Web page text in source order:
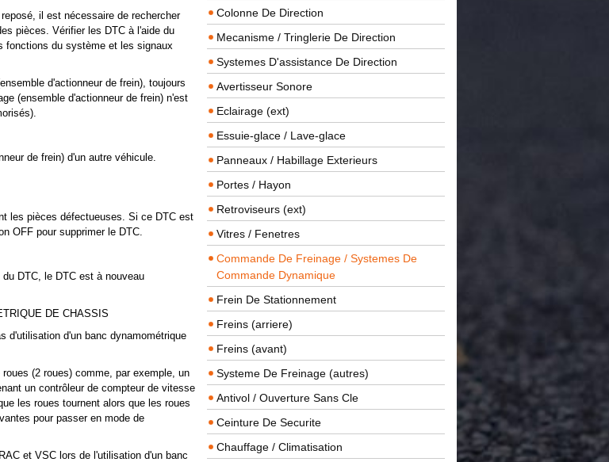
il est nécessaire de rechercher
pièces. Vérifier les DTC à l'aide du
fonctions du système et les signaux
d'actionneur de frein), toujours
(ensemble d'actionneur de frein) n'est
de frein) d'un autre véhicule.
les pièces défectueuses. Si ce DTC est
OFF pour supprimer le DTC.
DTC, le DTC est à nouveau
DE CHASSIS
d'utilisation d'un banc dynamométrique
(2 roues) comme, par exemple, un
un contrôleur de compteur de vitesse
les roues tournent alors que les roues
pour passer en mode de
et VSC lors de l'utilisation d'un banc
Colonne De Direction
Mecanisme / Tringlerie De Direction
Systemes D'assistance De Direction
Avertisseur Sonore
Eclairage (ext)
Essuie-glace / Lave-glace
Panneaux / Habillage Exterieurs
Portes / Hayon
Retroviseurs (ext)
Vitres / Fenetres
Commande De Freinage / Systemes De
Commande Dynamique
Frein De Stationnement
Freins (arriere)
Freins (avant)
Systeme De Freinage (autres)
Antivol / Ouverture Sans Cle
Ceinture De Securite
Chauffage / Climatisation